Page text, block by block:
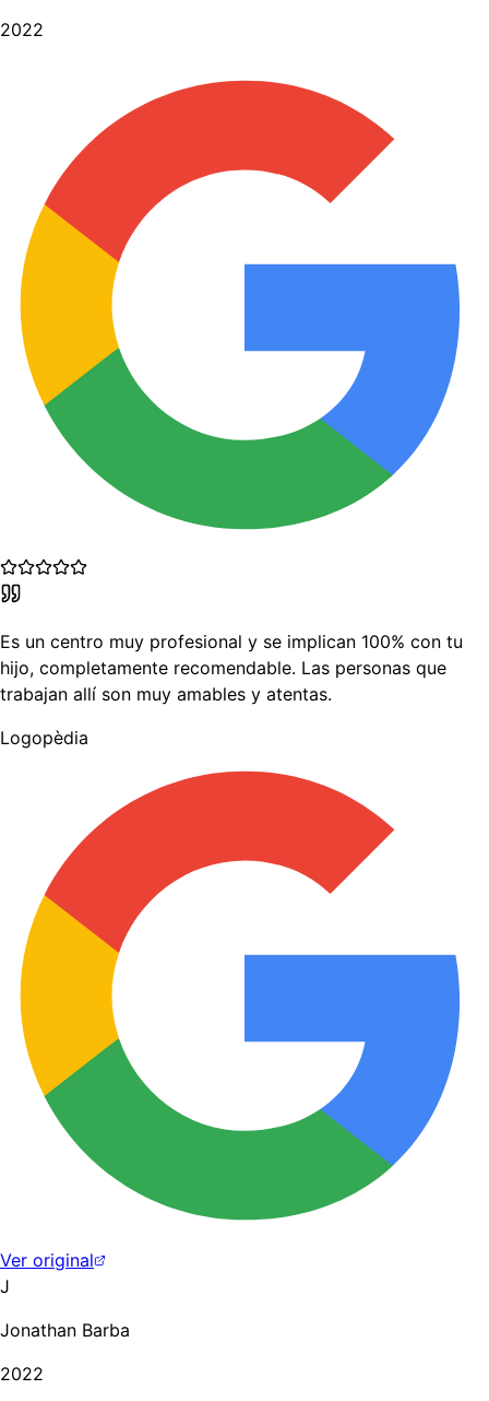
2022
Es un centro muy profesional y se implican 100% con tu
hijo, completamente recomendable. Las personas que
trabajan allí son muy amables y atentas.
Logopèdia
Ver original
J
Jonathan Barba
2022